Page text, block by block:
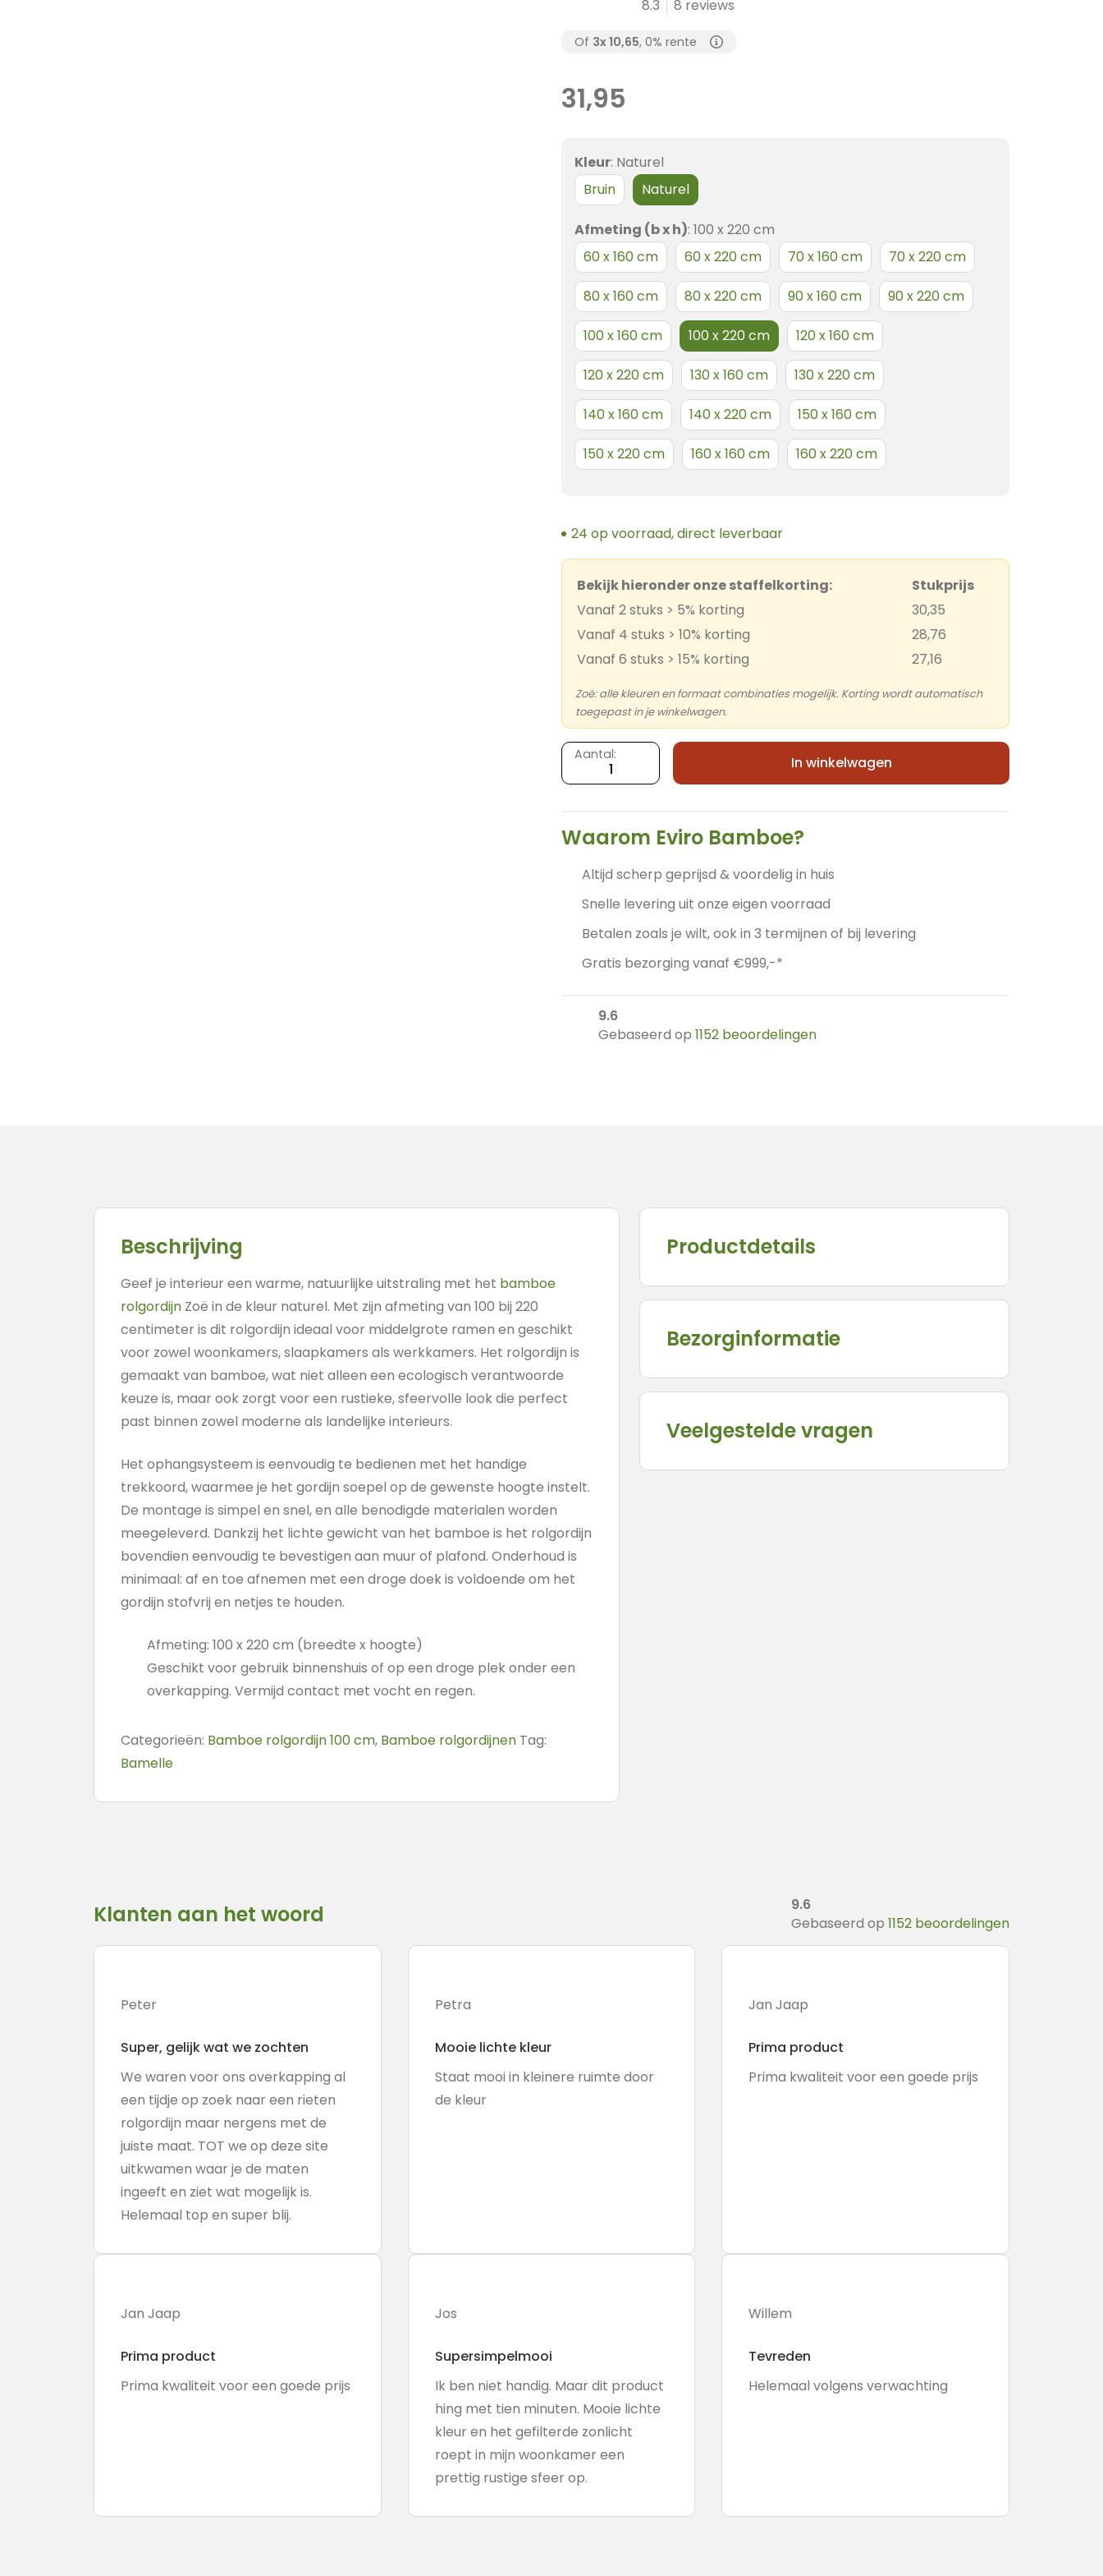
8.3 8 reviews
Of 3x10,65, 0% rente
31,95
Kleur: Naturel
Bruin
Naturel
Afmeting (b x h): 100 x 220 cm
60 x 160 cm
60 x 220 cm 70 x 160 cm 70 x 220 cm
80 x 160 cm 80 x 220 cm 90 x 160 cm 90 x 220 cm
100 x 160 cm 100 x 220 cm 120 x 160 cm
120 x 220 cm 130 x 160 cm 130 x 220 cm
140 x 160 cm 140 x 220 cm 150 x 160 cm
150 x 220 cm 160 x 160 cm 160 x 220 cm
24 op voorraad, direct leverbaar
Bekijk hieronder onze staffelkorting:
Stukprijs
Vanaf 2 stuks > 5% korting
30,35
Vanaf 4 stuks > 10% korting
28,76
Vanaf 6 stuks > 15% korting
27,16
Zoë: alle kleuren en formaat combinaties mogelijk. Korting wordt automatisch
toegepast in je winkelwagen.
Aantal:
Bamboe
rolgordijn
Zoë
Naturel
-
220
Bamelle
In winkelwagen
Waarom Eviro Bamboe?
Altijd scherp geprijsd & voordelig in huis
Snelle levering uit onze eigen voorraad
Betalen zoals je wilt, ook in 3 termijnen of bij levering
Gratis bezorging vanaf €999,-*
9.6
Gebaseerd op 1152 beoordelingen
Beschrijving
Geef je interieur een warme, natuurlijke uitstraling met het bamboe
rolgordijn Zoë in de kleur naturel. Met zijn afmeting van 100 bij 220
centimeter is dit rolgordijn ideaal voor middelgrote ramen en geschikt
voor zowel woonkamers, slaapkamers als werkkamers. Het rolgordijn is
gemaakt van bamboe, wat niet alleen een ecologisch verantwoorde
keuze is, maar ook zorgt voor een rustieke, sfeervolle look die perfect
past binnen zowel moderne als landelijke interieurs.
Het ophangsysteem is eenvoudig te bedienen met het handige
trekkoord, waarmee je het gordijn soepel op de gewenste hoogte instelt.
De montage is simpel en snel, en alle benodigde materialen worden
meegeleverd. Dankzij het lichte gewicht van het bamboe is het rolgordijn
bovendien eenvoudig te bevestigen aan muur of plafond. Onderhoud is
minimaal: af en toe afnemen met een droge doek is voldoende om het
gordijn stofvrij en netjes te houden.
Afmeting: 100 x 220 cm (breedte x hoogte)
Geschikt voor gebruik binnenshuis of op een droge plek onder een
overkapping. Vermijd contact met vocht en regen.
Categorieën: Bamboe rolgordijn 100 cm, Bamboe rolgordijnen Tag:
Bamelle
Productdetails
Bezorginformatie
Veelgestelde vragen
Klanten aan het woord
9.6
Gebaseerd op 1152 beoordelingen
Peter
Super, gelijk wat we zochten
We waren voor ons overkapping al
een tijdje op zoek naar een rieten
rolgordijn maar nergens met de
juiste maat. TOT we op deze site
uitkwamen waar je de maten
ingeeft en ziet wat mogelijk is.
Helemaal top en super blij.
Petra
Mooie lichte kleur
Staat mooi in kleinere ruimte door
de kleur
Jan Jaap
Prima product
Prima kwaliteit voor een goede prijs
Jan Jaap
Prima product
Prima kwaliteit voor een goede prijs
Jos
Supersimpelmooi
Ik ben niet handig. Maar dit product
hing met tien minuten. Mooie lichte
kleur en het gefilterde zonlicht
roept in mijn woonkamer een
prettig rustige sfeer op.
Willem
Tevreden
Helemaal volgens verwachting